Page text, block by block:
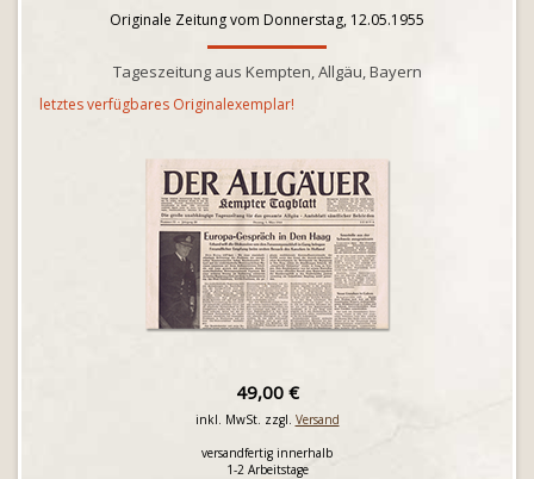
Originale Zeitung vom Donnerstag, 12.05.1955
Tageszeitung aus Kempten, Allgäu, Bayern
letztes verfügbares Originalexemplar!
49,00 €
inkl. MwSt. zzgl. Versand
versandfertig innerhalb
1-2 Arbeitstage